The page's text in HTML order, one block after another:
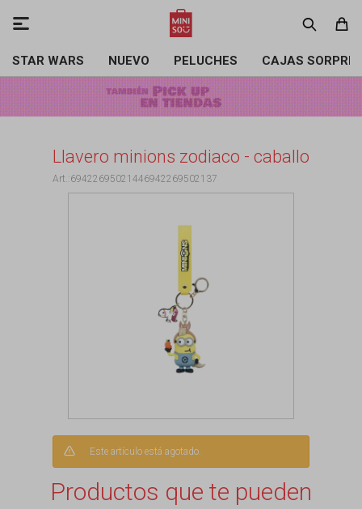
STAR WARS NUEVO PELUCHES CAJAS

Llavero minions zodiaco - caballo
69422695021446942269502137
Este artículo está agotado.
Productos que te pueden